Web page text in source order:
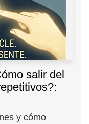
salir del
y cómo